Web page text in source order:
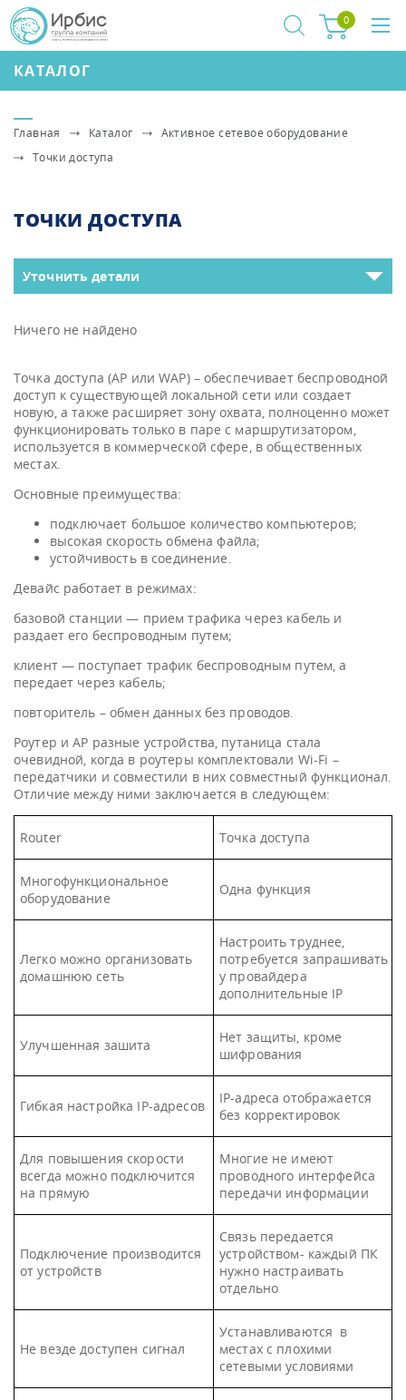
КАТАЛОГ
0
Главная Каталог
Активное сетевое оборудование
Точки доступа
Уточнить детали
ТОЧКИ ДОСТУПА
Ничего не найдено
Точка доступа (AP или WAP) – обеспечивает беспроводной
доступ к существующей локальной сети или создает
новую, а также расширяет зону охвата, полноценно может
функционировать только в паре с маршрутизатором,
используется в коммерческой сфере, в общественных
местах.
Основные преимущества:
подключает большое количество компьютеров;
высокая скорость обмена файла;
устойчивость в соединение.
Девайс работает в режимах:
базовой станции — прием трафика через кабель и
раздает его беспроводным путем;
клиент — поступает трафик беспроводным путем, а
передает через кабель;
повторитель – обмен данных без проводов.
Роутер и AP разные устройства, путаница стала
очевидной, когда в роутеры комплектовали Wi-Fi –
передатчики и совместили в них совместный функционал.
Отличие между ними заключается в следующем:
Router Точка доступа
Многофункциональное
оборудование
Одна функция
Легко можно организовать
домашнюю сеть
Настроить труднее,
потребуется запрашивать
у провайдера
дополнительные IP
Улучшенная зашита
Нет защиты, кроме
шифрования
Гибкая настройка IP-адресов
IP-адреса отображается
без корректировок
Для повышения скорости
всегда можно подключится
на прямую
Многие не имеют
проводного интерфейса
передачи информации
Подключение производится
от устройств
Связь передается
устройством- каждый ПК
нужно настраивать
отдельно
Не везде доступен сигнал
Устанавливаются в
местах с плохими
сетевыми условиями